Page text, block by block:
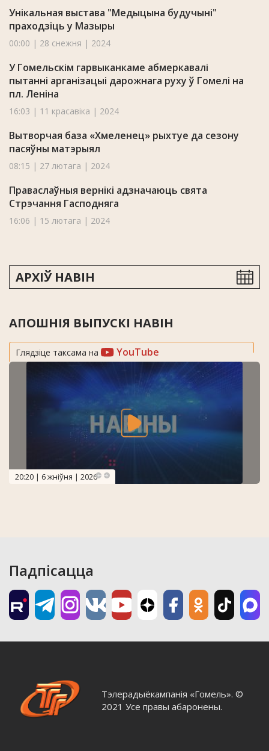
Унікальная выстава "Медыцына будучыні"
праходзіць у Мазыры
00:00 | 28 снежня | 2024
У Гомельскім гарвыканкаме абмеркавалі
пытанні арганізацыі дарожнага руху ў Гомелі на
пл. Леніна
16:03 | 11 красавіка | 2024
Вытворчая база «Хмеленец» рыхтуе да сезону
пасяўны матэрыял
08:15 | 27 лютага | 2024
Праваслаўныя вернікі адзначаюць свята
Стрэчання Гасподняга
16:06 | 15 лютага | 2024
АРХІЎ НАВІН
АПОШНІЯ ВЫПУСКІ НАВІН
Глядзіце таксама на YouTube
20:20 | 6 жніўня | 2026
Падпісацца
Тэлерадыёкампанія «Гомель». ©
2021 Усе правы абаронены.